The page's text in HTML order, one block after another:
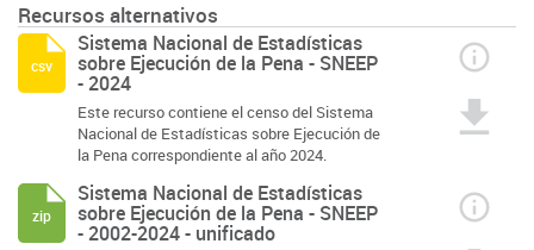
Recursos alternativos
Sistema Nacional de Estadísticas
sobre Ejecución de la Pena - SNEEP
- 2024
Este recurso contiene el censo del Sistema
Nacional de Estadísticas sobre Ejecución de
la Pena correspondiente al año 2024.
csv
Sistema Nacional de Estadísticas
sobre Ejecución de la Pena - SNEEP
- 2002-2024 - unificado
zip